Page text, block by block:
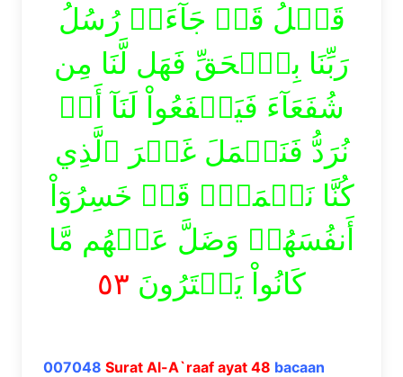
قَبۡلُ قَدۡ جَآءَتۡ رُسُلُ
رَبِّنَا بِٱلۡحَقِّ فَهَل لَّنَا مِن
شُفَعَآءَ فَيَشۡفَعُواْ لَنَآ أَوۡ
نُرَدُّ فَنَعۡمَلَ غَيۡرَ ٱلَّذِي
كُنَّا نَعۡمَلُۚ قَدۡ خَسِرُوٓاْ
أَنفُسَهُمۡ وَضَلَّ عَنۡهُم مَّا
كَانُواْ يَفۡتَرُونَ ٥٣
007048 Surat Al-A`raaf ayat 48 bacaan